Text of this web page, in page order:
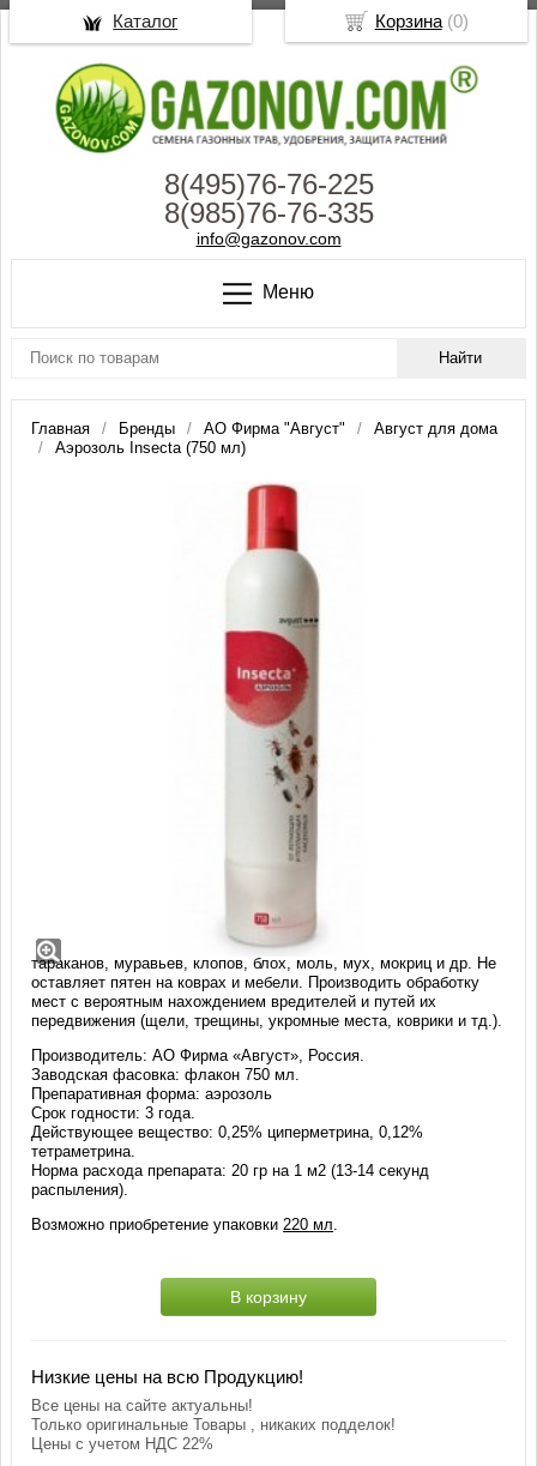
8(495)76-76-225
8(985)76-76-335
info@gazonov.com
Меню
Главная Бренды АО Фирма "Август"
Август для дома
Аэрозоль Insecta (750 мл)
Аэрозоль Insecta (750 мл)
упаковке. Используется для мгновенного уничтожения всех
видов насекомых в закрытых помещениях. Подавляет
тараканов, муравьев, клопов, блох, моль, мух, мокриц и др. Не
оставляет пятен на коврах и мебели. Производить обработку
мест с вероятным нахождением вредителей и путей их
передвижения (щели, трещины, укромные места, коврики и тд.).
Производитель: АО Фирма «Август», Россия.
Заводская фасовка: флакон 750 мл.
Препаративная форма: аэрозоль
Срок годности: 3 года.
Действующее вещество: 0,25% циперметрина, 0,12%
тетраметрина.
Норма расхода препарата: 20 гр на 1 м2 (13-14 секунд
распыления).
Возможно приобретение упаковки 220 мл
В корзину
Низкие цены на всю Продукцию!
Все цены на сайте актуальны!
Только оригинальные Товары , никаких подделок!
Цены с учетом НДС 22%
Корзина(0)
Каталог